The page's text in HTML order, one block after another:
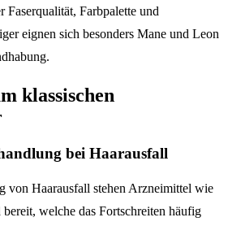
Faserqualität, Farbpalette und
eignen sich besonders Mane und Leon
klassischen
bei Haarausfall
von Haarausfall stehen Arzneimittel wie
welche das Fortschreiten häufig